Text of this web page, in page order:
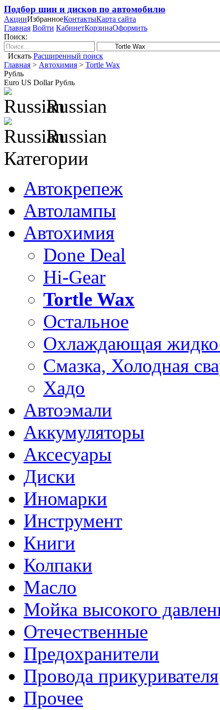
Подбор шин и дисков по автомобилю
АкцииИзбранноеКонтактыКарта сайта
Главная Войти КабинетКорзинаОформить
Поиск:
Искать Расширенный поиск
Главная > Автохимия > Tortle Wax
Рубль
Euro US Dollar Рубль
Russian
Russian
Категории
Автокрепеж
Автолампы
Автохимия
Done Deal
Hi-Gear
Tortle Wax
Остальное
Охлаждающая
Смазка, Холодная
Хадо
Автоэмали
Аккумуляторы
Аксесуары
Диски
Иномарки
Инструмент
Книги
Колпаки
Масло
Мойка высокого
Отечественные
Предохранители
Провода прикуривателя
Прочее